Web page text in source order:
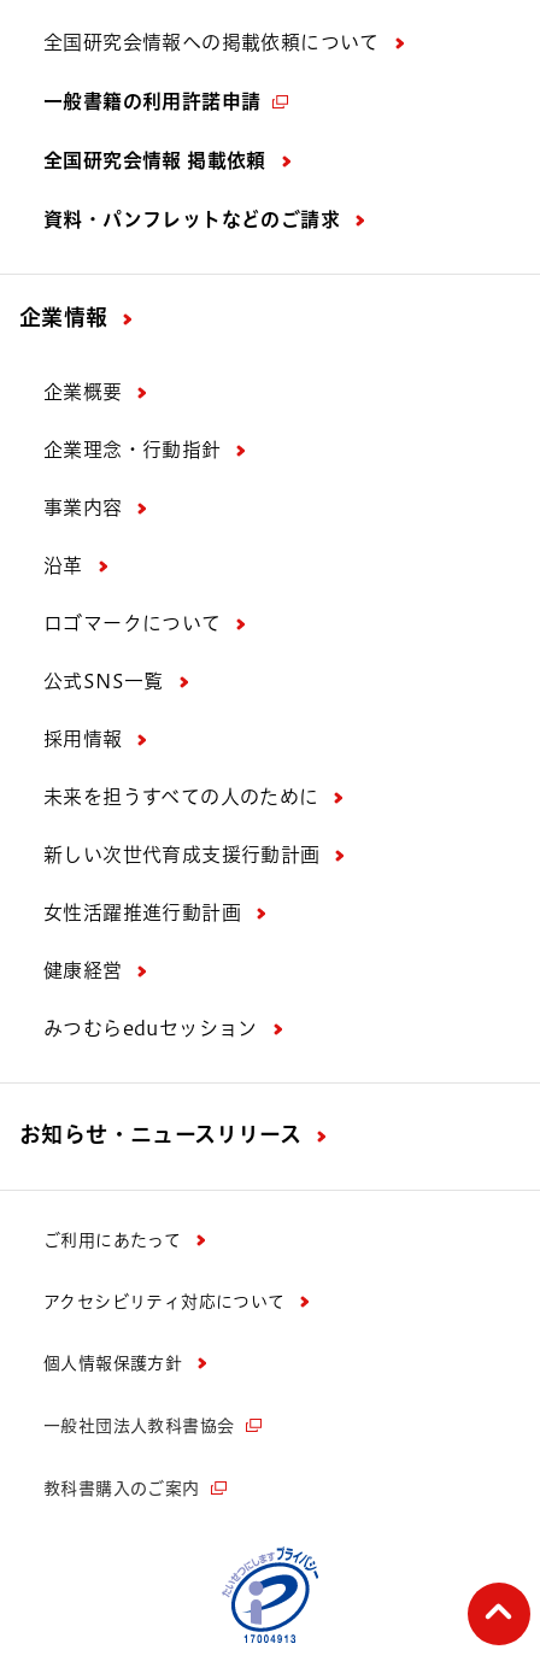
全国研究会情報への掲載依頼について
一般書籍の利用許諾申請
全国研究会情報 掲載依頼
資料・パンフレットなどの ご請求
企業情報
企業概要
企業理念・行動指針
事業内容
沿革
ロゴマークについて
公式SNS一覧
採用情報
未来を担うすべての人のために
新しい次世代育成支援行動計画
女性活躍推進行動計画
健康経営
みつむらeduセッション
お知らせ・ニュースリリース
ご利用にあたって
アクセシビリティ対応について
個人情報保護方針
一般社団法人教科書協会
教科書購入のご案内
ペ